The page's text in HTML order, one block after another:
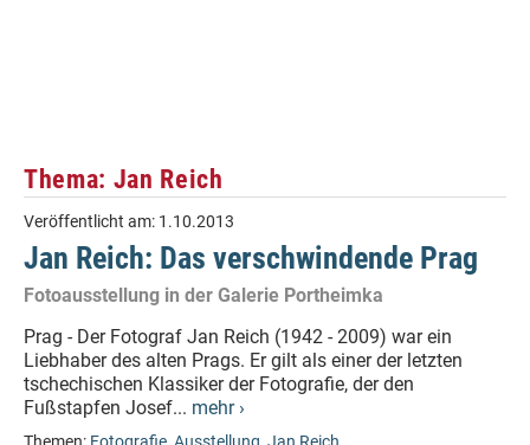
Thema: Jan Reich
Veröffentlicht am: 1.10.2013
Jan Reich: Das verschwindende Prag
Fotoausstellung in der Galerie Portheimka
Prag - Der Fotograf Jan Reich (1942 - 2009) war ein
Liebhaber des alten Prags. Er gilt als einer der letzten
tschechischen Klassiker der Fotografie, der den
Fußstapfen Josef... mehr ›